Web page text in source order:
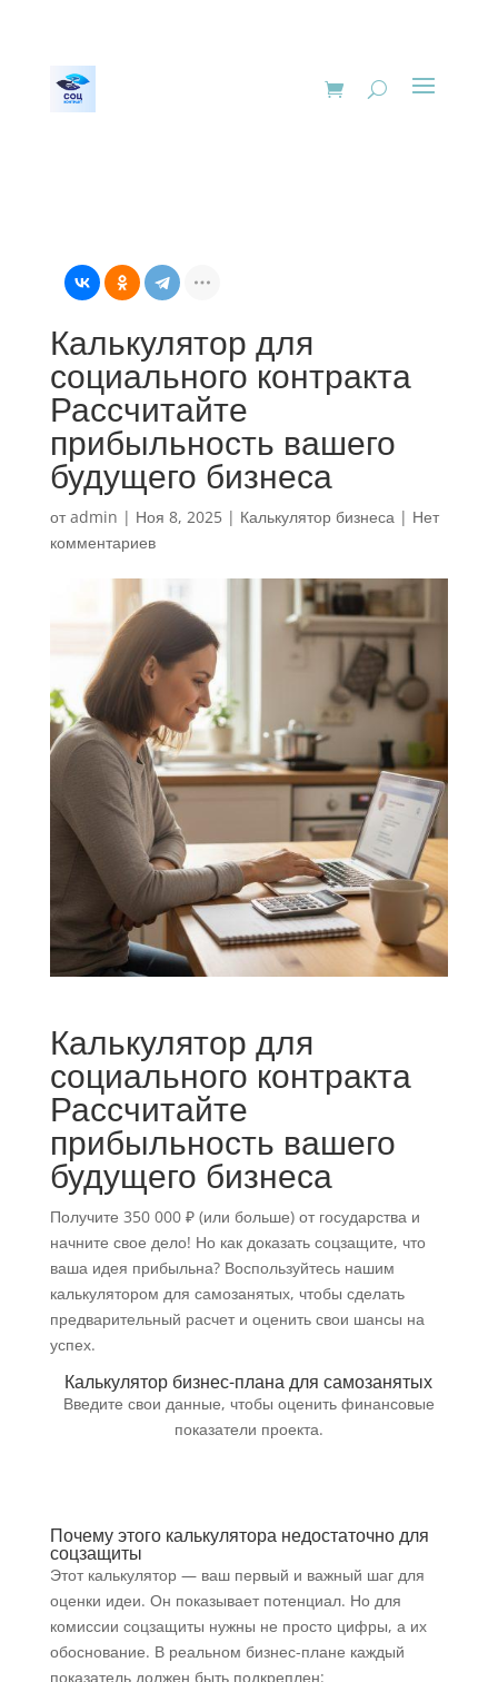
Калькулятор для
социального контракта
Рассчитайте
прибыльность вашего
будущего бизнеса
отadmin | Ноя 8, 2025| Калькулятор бизнеса| Нет
комментариев
Калькулятор для
социального контракта
Рассчитайте
прибыльность вашего
будущего бизнеса
Получите 350 000 ₽ (или больше) от государства и
начните свое дело! Но как доказать соцзащите, что
ваша идея прибыльна? Воспользуйтесь нашим
калькулятором для самозанятых, чтобы сделать
предварительный расчет и оценить свои шансы на
успех.
Калькулятор бизнес-плана для самозанятых
Введите свои данные, чтобы оценить финансовые
показатели проекта.
Почему этого калькулятора недостаточно для
соцзащиты
Этот калькулятор — ваш первый и важный шаг для
оценки идеи. Он показывает потенциал. Но для
комиссии соцзащиты нужны не просто цифры, а их
обоснование. В реальном бизнес-плане каждый
показатель должен быть подкреплен: